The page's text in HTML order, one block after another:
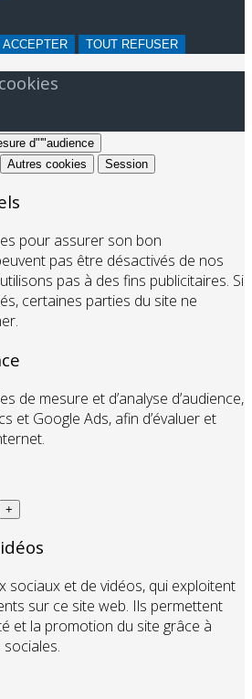
ACCEPTER
TOUT REFUSER
d"'"audience
Autres cookies Session
pour assurer son bon
pas être désactivés de nos
pas à des fins publicitaires. Si
certaines parties du site ne
de mesure et d’analyse d’audience,
et Google Ads, afin d’évaluer et
+
sociaux et de vidéos, qui exploitent
sur ce site web. Ils permettent
et la promotion du site grâce à